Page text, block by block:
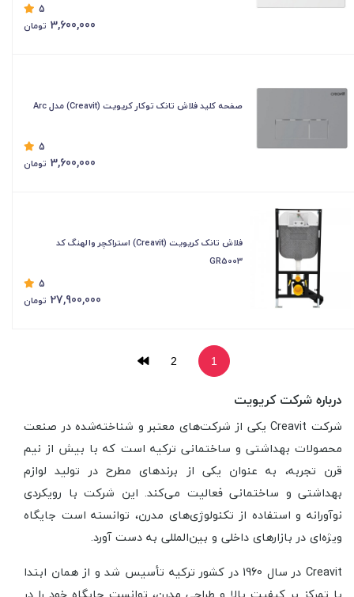
5
3,600,000 تومان
صفحه کلید فلاش تانک توکار کریویت (Creavit) مدل Arc
5
3,600,000 تومان
فلاش تانک کریویت (Creavit) استراکچر والهنگ کد
GR5003
5
27,900,000 تومان
1
2
درباره شرکت کریویت
شرکت Creavit یکی از شرکت‌های معتبر و شناخته‌شده در صنعت
محصولات بهداشتی و ساختمانی ترکیه است که با بیش از نیم
قرن تجربه، به عنوان یکی از برندهای مطرح در تولید لوازم
بهداشتی و ساختمانی فعالیت می‌کند. این شرکت با رویکردی
نوآورانه و استفاده از تکنولوژی‌های مدرن، توانسته است جایگاه
ویژه‌ای در بازارهای داخلی و بین‌المللی به دست آورد.
Creavit در سال 1960 در کشور ترکیه تأسیس شد و از همان ابتدا